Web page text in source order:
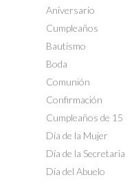
Aniversario
Cumpleaños
Bautismo
Boda
Comunión
Confirmación
Cumpleaños de 15
Día de la Mujer
Día de la Secretaria
Día del Abuelo